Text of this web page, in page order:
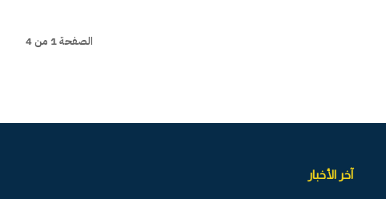
الصفحة 1 من 4
آخر الأخبار